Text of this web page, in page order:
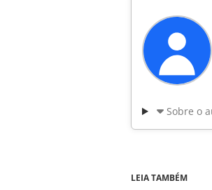
Sobre o
LEIA TAMBÉM